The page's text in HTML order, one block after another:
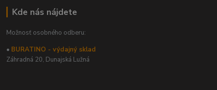
Kde nás nájdete
Možnosť osobného odberu:
• BURATINO - výdajný sklad
Záhradná 20, Dunajská Lužná